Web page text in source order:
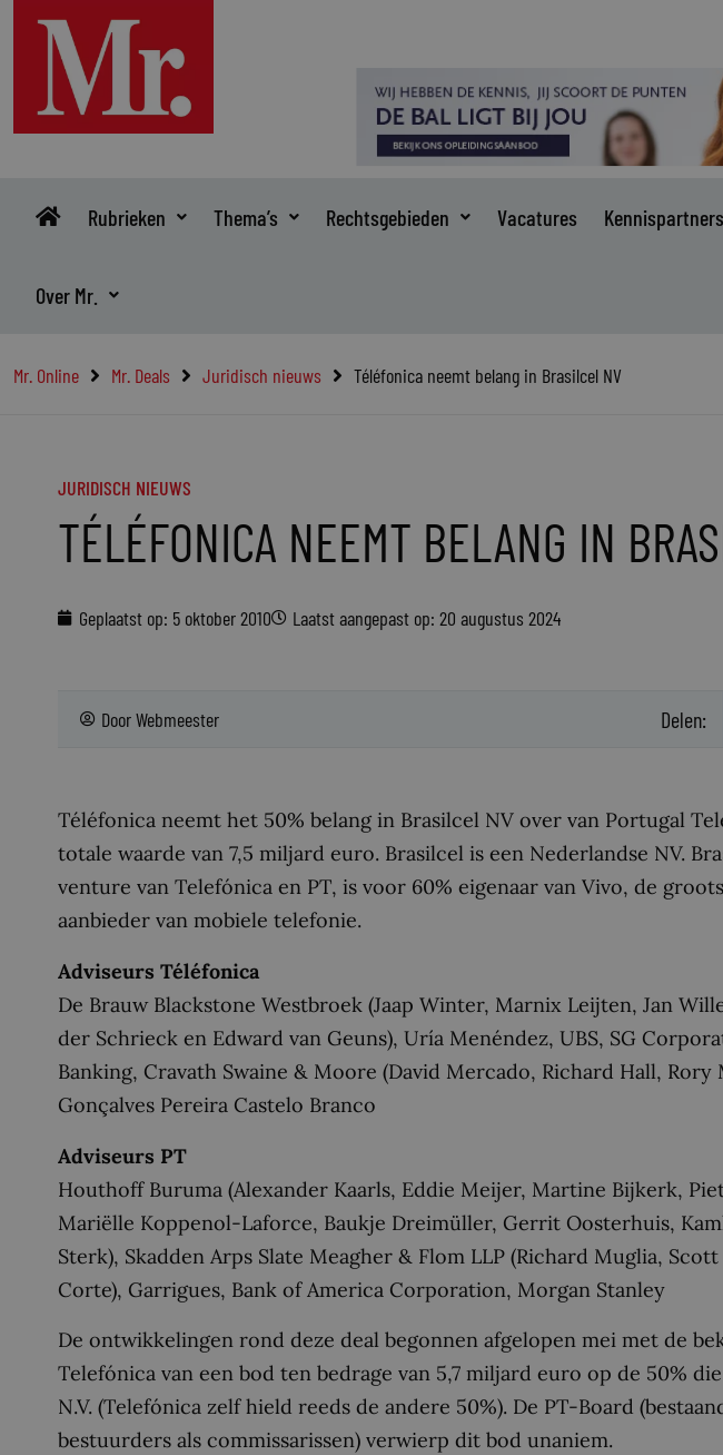
inhoud
Rubrieken Thema’s Rechtsgebieden Vacatures Kennispartners
Over Mr.
Mr. Online Mr. Deals Juridisch nieuws Téléfonica neemt belang in Brasilcel NV
JURIDISCH NIEUWS
TÉLÉFONICA NEEMT BELANG IN
Geplaatst op: 5 oktober 2010 Laatst aangepast op: 20 augustus 2024
DoorWebmeester Delen:
Téléfonica neemt het 50% belang in Brasilcel NV over van Portugal
totale waarde van 7,5 miljard euro. Brasilcel is een Nederlandse NV.
venture van Telefónica en PT, is voor 60% eigenaar van Vivo, de
aanbieder van mobiele telefonie.
Adviseurs Téléfonica
De Brauw Blackstone Westbroek (Jaap Winter, Marnix Leijten, Jan
der Schrieck en Edward van Geuns), Uría Menéndez, UBS, SG
Banking, Cravath Swaine & Moore (David Mercado, Richard Hall, Rory
Gonçalves Pereira Castelo Branco
Adviseurs PT
Houthoff Buruma (Alexander Kaarls, Eddie Meijer, Martine Bijkerk,
Mariëlle Koppenol-Laforce, Baukje Dreimüller, Gerrit Oosterhuis,
Sterk), Skadden Arps Slate Meagher & Flom LLP (Richard Muglia,
Corte), Garrigues, Bank of America Corporation, Morgan Stanley
De ontwikkelingen rond deze deal begonnen afgelopen mei met de
Telefónica van een bod ten bedrage van 5,7 miljard euro op de 50%
N.V. (Telefónica zelf hield reeds de andere 50%). De PT-Board
bestuurders als commissarissen) verwierp dit bod unaniem.